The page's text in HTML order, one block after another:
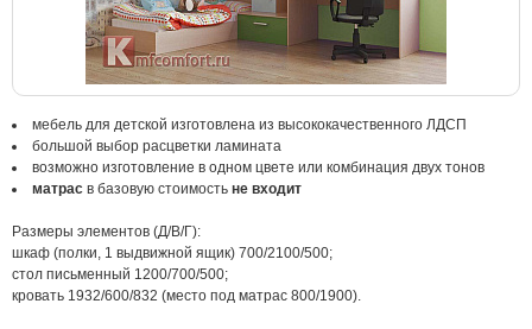
мебель для детской изготовлена из высококачественного ЛДСП
большой выбор расцветки ламината
возможно изготовление в одном цвете или комбинация двух тонов
матрас в базовую стоимость не входит
Размеры элементов (Д/В/Г):
шкаф (полки, 1 выдвижной ящик) 700/2100/500;
стол письменный 1200/700/500;
кровать 1932/600/832 (место под матрас 800/1900).